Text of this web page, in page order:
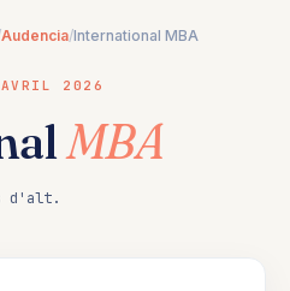
Audencia/International MBA
AVRIL 2026
MBA
d'alt.